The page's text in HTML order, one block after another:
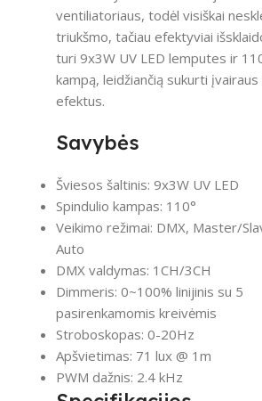
ventiliatoriaus, todėl visiškai
triukšmo, tačiau efektyviai
turi 9x3W UV LED lemputes ir
kampą, leidžiančią sukurti
efektus.
Savybės
Šviesos šaltinis: 9x3W UV LED
Spindulio kampas: 110°
Veikimo režimai: DMX, Master/
Auto
DMX valdymas: 1CH/3CH
Dimmeris: 0~100% linijinis su 5
pasirenkamomis kreivėmis
Stroboskopas: 0-20Hz
Apšvietimas: 71 lux @ 1m
PWM dažnis: 2.4 kHz